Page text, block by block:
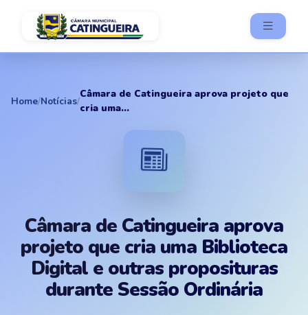
Home/Notícias/
Câmara de Catingueira aprova projeto que
cria uma...
Câmara de Catingueira aprova
projeto que cria uma Biblioteca
Digital e outras proposituras
durante Sessão Ordinária